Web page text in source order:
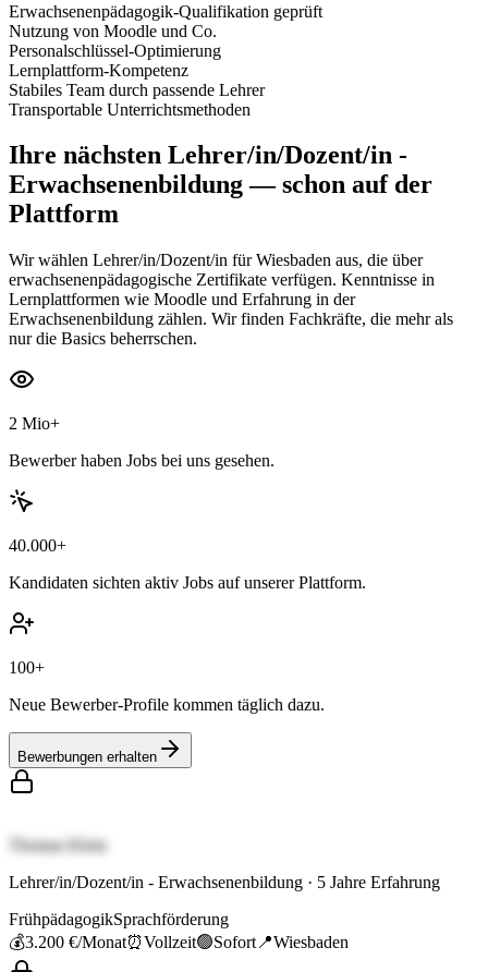
Erwachsenenpädagogik-Qualifikation geprüft
Nutzung von Moodle und Co.
Personalschlüssel-Optimierung
Lernplattform-Kompetenz
Stabiles Team durch passende Lehrer
Transportable Unterrichtsmethoden
Ihre nächsten Lehrer/in/Dozent/in -
Erwachsenenbildung— schon auf der
Plattform
Wir wählen Lehrer/in/Dozent/in für Wiesbaden aus, die über
erwachsenenpädagogische Zertifikate verfügen. Kenntnisse in
Lernplattformen wie Moodle und Erfahrung in der
Erwachsenenbildung zählen. Wir finden Fachkräfte, die mehr als
nur die Basics beherrschen.
2 Mio+
Bewerber haben Jobs bei uns gesehen.
40.000+
Kandidaten sichten aktiv Jobs auf unserer Plattform.
100+
Neue Bewerber-Profile kommen täglich dazu.
Bewerbungen erhalten
Thomas Klein
Lehrer/in/Dozent/in - Erwachsenenbildung · 5 Jahre Erfahrung
FrühpädagogikSprachförderung
💰3.200 €/Monat⏰Vollzeit🟢Sofort 📍Wiesbaden